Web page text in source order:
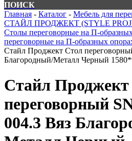
ПОИСК
Главная - Каталог - Мебель для
СТАЙЛ ПРОДЖЕКТ (STYLE
Столы переговорные на П-
переговорные на П-образных
Стайл Проджект Стол
Благородный/Металл Черный
Стайл
переговорный
004.3 Вяз